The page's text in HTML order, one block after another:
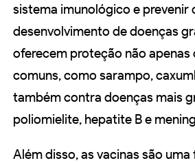
sistema imunológico e prevenir
desenvolvimento de doenças
oferecem proteção não
comuns, como sarampo,
também contra doenças mais
poliomielite, hepatite B e
Além disso, as vacinas são